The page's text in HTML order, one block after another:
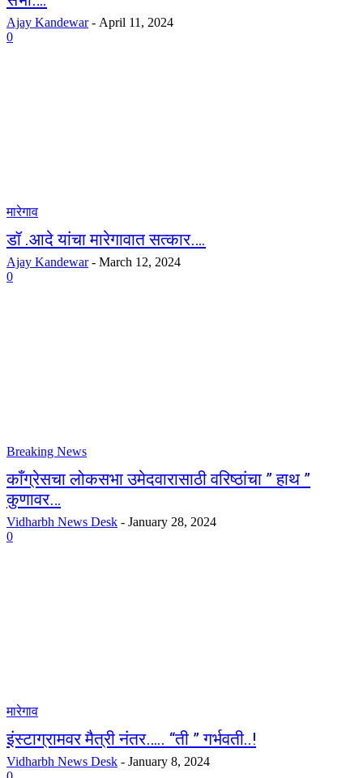
Ajay Kandewar - April 11, 2024
0
मारेगाव
डॉ .आदे यांचा मारेगावात सत्कार….
Ajay Kandewar - March 12, 2024
0
Breaking News
काँग्रेसचा लोकसभा उमेदवारासाठी वरिष्ठांचा ” हाथ ”
कुणावर…
Vidharbh News Desk - January 28, 2024
0
मारेगाव
इंस्टाग्रामवर मैत्री नंतर….. “ती ” गर्भवती..!
Vidharbh News Desk - January 8, 2024